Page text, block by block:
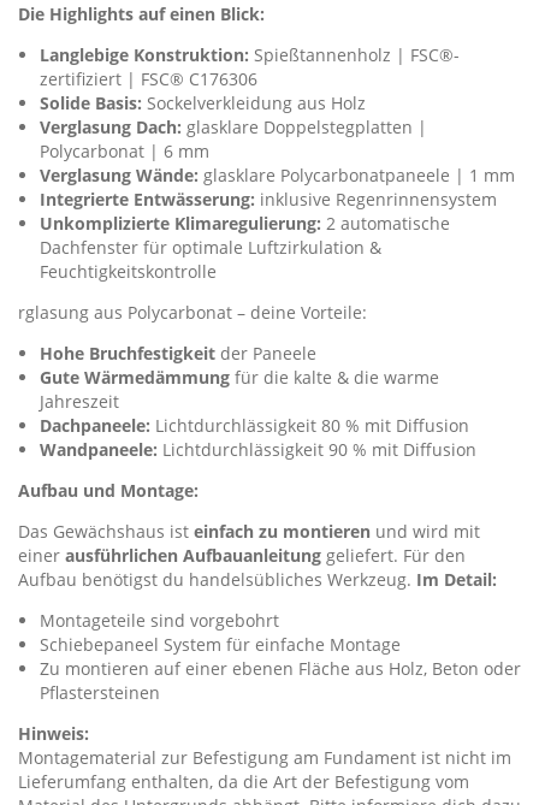
Die Highlights auf einen Blick:
Langlebige Konstruktion: Spießtannenholz | FSC®-
zertifiziert | FSC® C176306
Solide Basis: Sockelverkleidung aus Holz
Verglasung Dach: glasklare Doppelstegplatten |
Polycarbonat | 6 mm
Verglasung Wände: glasklare Polycarbonatpaneele | 1 mm
Integrierte Entwässerung: inklusive Regenrinnensystem
Unkomplizierte Klimaregulierung: 2 automatische
Dachfenster für optimale Luftzirkulation &
Feuchtigkeitskontrolle
rglasung aus Polycarbonat – deine Vorteile:
Hohe Bruchfestigkeit der Paneele
Gute Wärmedämmung für die kalte & die warme
Jahreszeit
Dachpaneele: Lichtdurchlässigkeit 80 % mit Diffusion
Wandpaneele: Lichtdurchlässigkeit 90 % mit Diffusion
Aufbau und Montage:
Das Gewächshaus ist einfach zu montieren und wird mit
einer ausführlichen Aufbauanleitung geliefert. Für den
Aufbau benötigst du handelsübliches Werkzeug. Im Detail:
Montageteile sind vorgebohrt
Schiebepaneel System für einfache Montage
Zu montieren auf einer ebenen Fläche aus Holz, Beton oder
Pflastersteinen
Hinweis:
Montagematerial zur Befestigung am Fundament ist nicht im
Lieferumfang enthalten, da die Art der Befestigung vom